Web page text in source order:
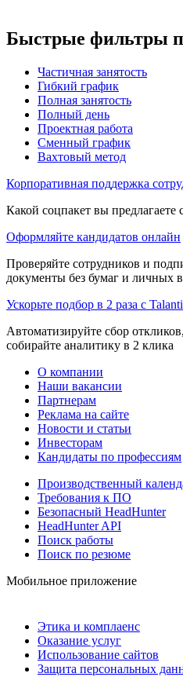
Быстрые фильтры
Частичная занятость
Гибкий график
Полная занятость
Полный день
Проектная работа
Сменный график
Вахтовый метод
Корпоративная поддержка
Какой соцпакет вы
Оформляйте кандидатов онлайн
Проверяйте сотрудников и
документы без бумаг и личных
Ускорьте подбор в 2 раза с
Автоматизируйте сбор
собирайте аналитику в 2 клика
О компании
Наши вакансии
Партнерам
Реклама на сайте
Новости и статьи
Инвесторам
Кандидаты по профессиям
Производственный
Требования к ПО
Безопасный HeadHunter
HeadHunter API
Поиск работы
Поиск по резюме
Мобильное приложение
Этика и комплаенс
Оказание услуг
Использование сайтов
Защита персональных